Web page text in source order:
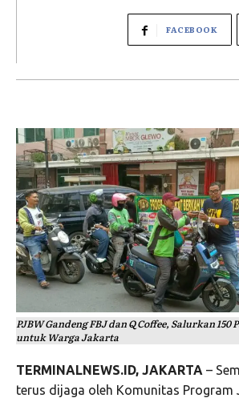
FACEBOOK
PJBW Gandeng FBJ dan Q Coffee, Salurkan 150
untuk Warga Jakarta
TERMINALNEWS.ID, JAKARTA –
terus dijaga oleh Komunitas Program